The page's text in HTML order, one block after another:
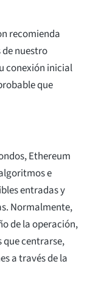
recomienda
nuestro
conexión inicial
que
Ethereum
e
entradas y
Normalmente,
de la operación,
que centrarse,
a través de la